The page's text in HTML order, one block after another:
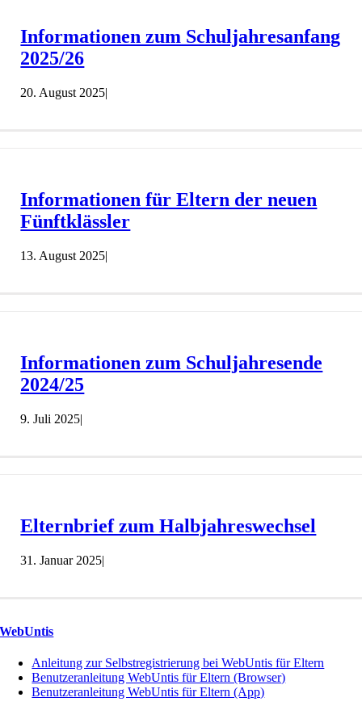
Informationen zum Schuljahresanfang
2025/26
20. August 2025|
Informationen für Eltern der neuen
Fünftklässler
13. August 2025|
Informationen zum Schuljahresende
2024/25
9. Juli 2025|
Elternbrief zum Halbjahreswechsel
31. Januar 2025|
WebUntis
Anleitung zur Selbstregistrierung bei WebUntis für Eltern
Benutzeranleitung WebUntis für Eltern (Browser)
Benutzeranleitung WebUntis für Eltern (App)